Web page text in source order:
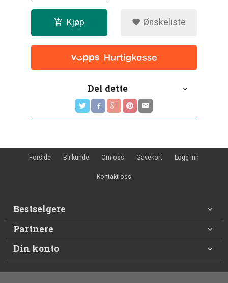
Kjøp Ønskeliste
Del dette
Forside Bli kunde Om oss Gavekort Logg inn
Kontakt oss
Bestselgere
Partnere
Din konto